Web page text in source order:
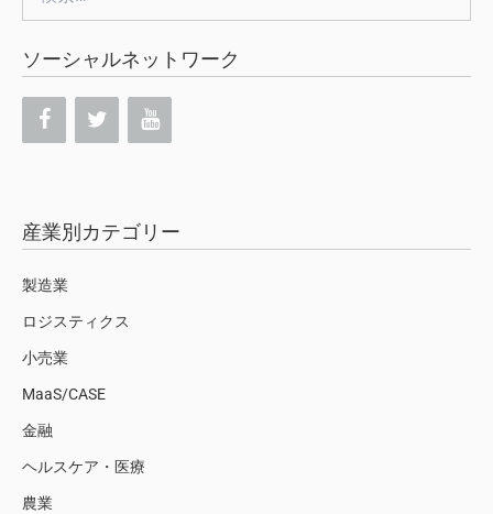
索:
ソーシャルネットワーク
産業別カテゴリー
製造業
ロジスティクス
小売業
MaaS/CASE
金融
ヘルスケア・医療
農業